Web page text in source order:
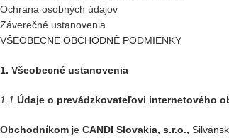
Ochrana osobných údajov
Záverečné ustanovenia
VŠEOBECNÉ OBCHODNÉ PODMIENKY
1. Všeobecné ustanovenia
1.1 Údaje o prevádzkovateľovi internetového
Obchodníkom je CANDI Slovakia, s.r.o.,